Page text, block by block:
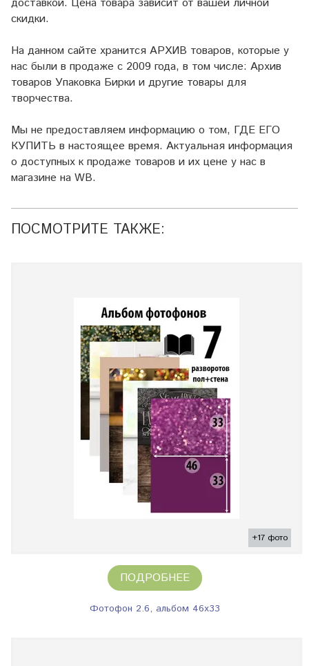
скидки.
На данном сайте хранится АРХИВ товаров, которые у
нас были в продаже с 2009 года, в том числе: Архив
товаров Упаковка Бирки и другие товары для
творчества.
Мы не предоставляем информацию о том, ГДЕ ЕГО
КУПИТЬ в настоящее время. Актуальная информация
о доступных к продаже товаров и их цене у нас в
магазине на WB.
ПОСМОТРИТЕ ТАКЖЕ:
+17 фото
ПОДРОБНЕЕ
Фотофон 2.6, альбом 46х33